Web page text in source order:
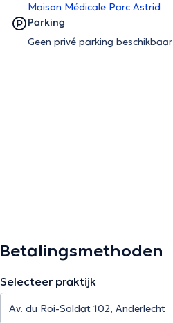
Maison Médicale Parc Astrid
Parking
Geen privé parking beschikbaar
Betalingsmethoden
Selecteer praktijk